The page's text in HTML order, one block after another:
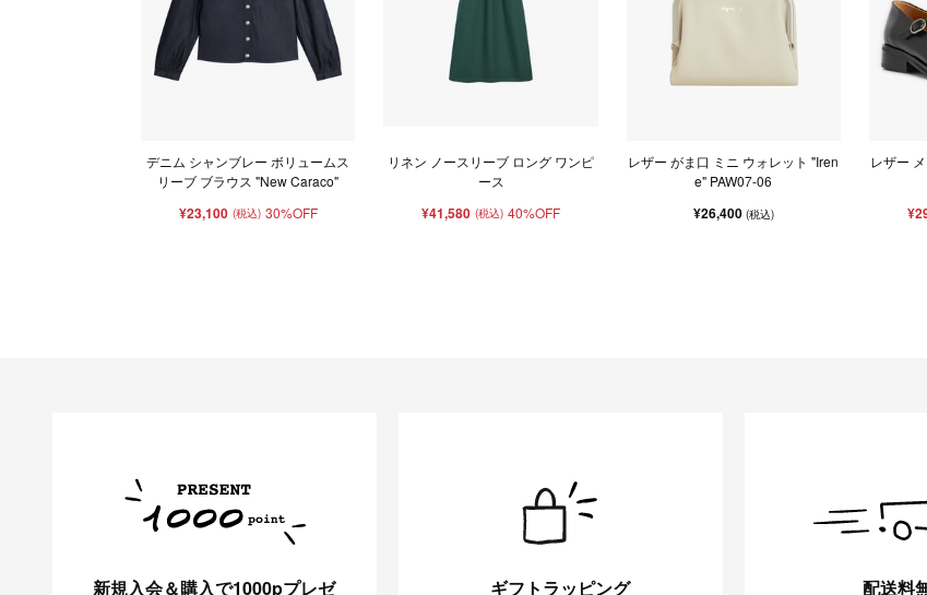
デニム シャンブレー ボリュームス
リーブ ブラウス "New Caraco"
¥23,100 (税込) 30%OFF
リネン ノースリーブ ロング ワンピ
ース
¥41,580 (税込) 40%OFF
レザー がま口 ミニ ウォレット "Iren
e" PAW07-06
¥26,400 (税込)
レザー
新規入会＆購入で1000pプレゼ
ギフトラッピング 配送料